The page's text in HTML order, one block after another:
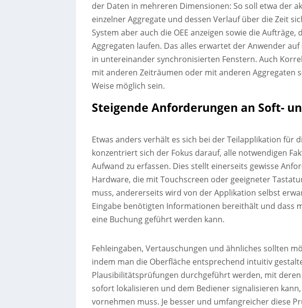
der Daten in mehreren Dimensionen: So soll etwa der
einzelner Aggregate und dessen Verlauf über die Zeit
System aber auch die OEE anzeigen sowie die Aufträge,
Aggregaten laufen. Das alles erwartet der Anwender
in untereinander synchronisierten Fenstern. Auch
mit anderen Zeiträumen oder mit anderen Aggregaten
Weise möglich sein.
Steigende Anforderungen an Soft-
Etwas anders verhält es sich bei der Teilapplikation für
konzentriert sich der Fokus darauf, alle notwendigen
Aufwand zu erfassen. Dies stellt einerseits gewisse
Hardware, die mit Touchscreen oder geeigneter
muss, andererseits wird von der Applikation selbst
Eingabe benötigten Informationen bereithält und dass
eine Buchung geführt werden kann.
Fehleingaben, Vertauschungen und ähnliches sollten
indem man die Oberfläche entsprechend intuitiv
Plausibilitätsprüfungen durchgeführt werden, mit deren
sofort lokalisieren und dem Bediener signalisieren
vornehmen muss. Je besser und umfangreicher diese